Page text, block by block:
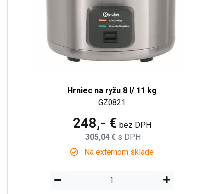
Hrniec na ryžu 8 l/ 11 kg
GZ0821
248,- € bez DPH
305,04 € s DPH
Na externom sklade